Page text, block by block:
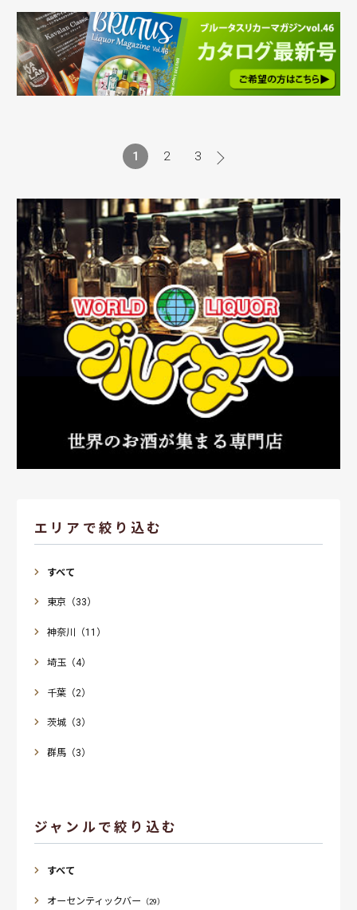
1 2 3
エリアで絞り込む
すべて
東京（33）
神奈川（11）
埼玉（4）
千葉（2）
茨城（3）
群馬（3）
ジャンルで絞り込む
すべて
オーセンティックバー （29）